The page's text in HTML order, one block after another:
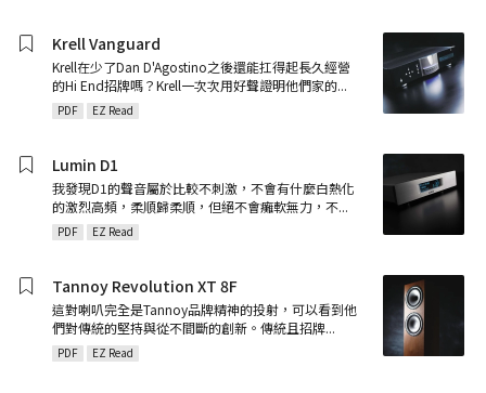
Krell Vanguard
Krell在少了Dan D'Agostino之後還能扛得起長久經營
的Hi End招牌嗎？Krell一次次用好聲證明他們家的...
PDF EZ Read
Lumin D1
我發現D1的聲音屬於比較不刺激，不會有什麼白熱化
的激烈高頻，柔順歸柔順，但絕不會癱軟無力，不...
PDF EZ Read
Tannoy Revolution XT 8F
這對喇叭完全是Tannoy品牌精神的投射，可以看到他
們對傳統的堅持與從不間斷的創新。傳統且招牌...
PDF EZ Read